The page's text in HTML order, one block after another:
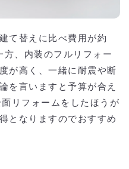
て替えに比べ費用が約
、内装のフルリフォー
が高く、一緒に耐震や断
を言いますと予算が合え
リフォームをしたほうが
となりますのでおすすめ